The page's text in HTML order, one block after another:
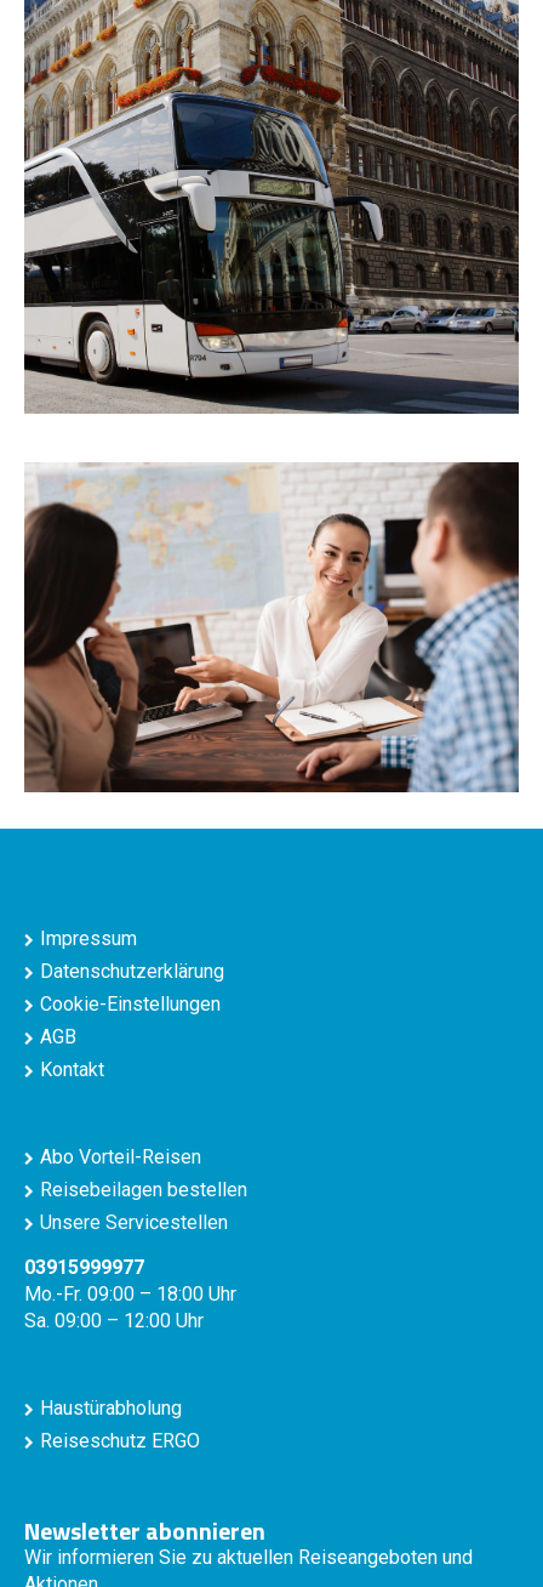
Impressum
Datenschutzerklärung
Cookie-Einstellungen
AGB
Kontakt
Abo Vorteil-Reisen
Reisebeilagen bestellen
Unsere Servicestellen
03915999977
Mo.-Fr. 09:00 – 18:00 Uhr
Sa. 09:00 – 12:00 Uhr
Haustürabholung
Reiseschutz ERGO
Newsletter abonnieren
Wir informieren Sie zu aktuellen Reiseangeboten und